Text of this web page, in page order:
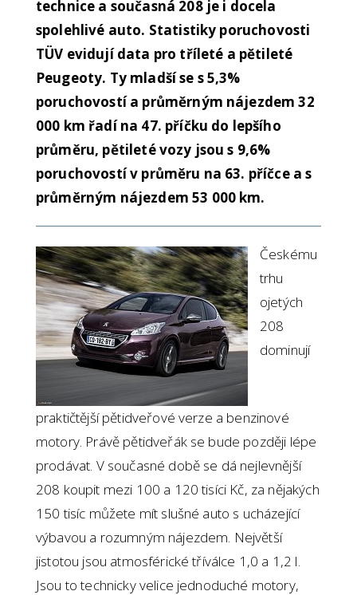
technice a současná 208 je i docela
spolehlivé auto. Statistiky poruchovosti
TÜV evidují data pro tříleté a pětileté
Peugeoty. Ty mladší se s 5,3%
poruchovostí a průměrným nájezdem 32
000 km řadí na 47. příčku do lepšího
průměru, pětileté vozy jsou s 9,6%
poruchovostí v průměru na 63. příčce a s
průměrným nájezdem 53 000 km.
Českému
trhu
ojetých
208
dominují
praktičtější pětidveřové verze a benzinové
motory. Právě pětidveřák se bude později lépe
prodávat. V současné době se dá nejlevnější
208 koupit mezi 100 a 120 tisíci Kč, za nějakých
150 tisíc můžete mít slušné auto s ucházející
výbavou a rozumným nájezdem. Největší
jistotou jsou atmosférické tříválce 1,0 a 1,2 l.
Jsou to technicky velice jednoduché motory,